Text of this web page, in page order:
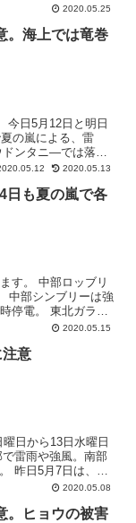
2020.05.25
。海上では竜巻
日5月12日と明日
の嵐による、雷
ンタニ―では落雷
2020.05.13
日も夏の嵐で各
す。 中部ロッブリ
中部シンブリーは強
停電。 東北ガラシ
2020.05.15
注意
日から13日水曜日
雷雨や強風。南部
昨日5月7日は、東
2020.05.08
。ヒョウの被害